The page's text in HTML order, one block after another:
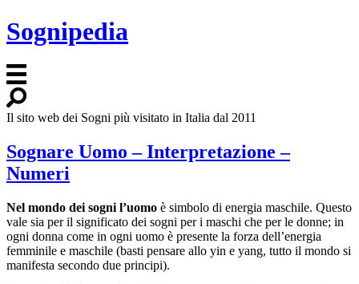
Sognipedia
Il sito web dei Sogni più visitato in Italia dal 2011
Sognare Uomo – Interpretazione –
Numeri
Nel mondo dei sogni l’uomo è simbolo di energia maschile. Questo
vale sia per il significato dei sogni per i maschi che per le donne; in
ogni donna come in ogni uomo è presente la forza dell’energia
femminile e maschile (basti pensare allo yin e yang, tutto il mondo si
manifesta secondo due principi).